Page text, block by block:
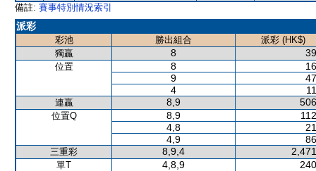
備註: 賽事特別情況索引
派彩
彩池 勝出組合
派彩 (HK$)
獨贏
8
位置 8
9
4
連贏 8,9
位置Q 8,9
4,8
4,9
三重彩 8,9,4
單T 4,8,9